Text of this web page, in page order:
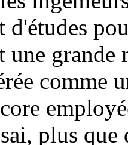
d'études
une grande
comme
plus